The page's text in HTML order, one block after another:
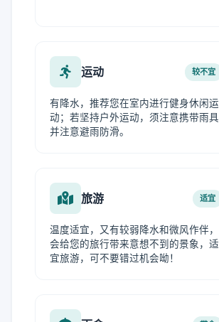
运动 较不宜
有降水，推荐您在室内进行健身休闲运
动；若坚持户外运动，须注意携带雨具
并注意避雨防滑。
旅游 适宜
温度适宜，又有较弱降水和微风作伴，
会给您的旅行带来意想不到的景象，适
宜旅游，可不要错过机会呦！